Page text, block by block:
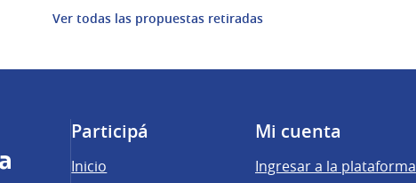
Ver todas las propuestas retiradas
Participá
Inicio
Mi cuenta
Ingresar a la plataforma